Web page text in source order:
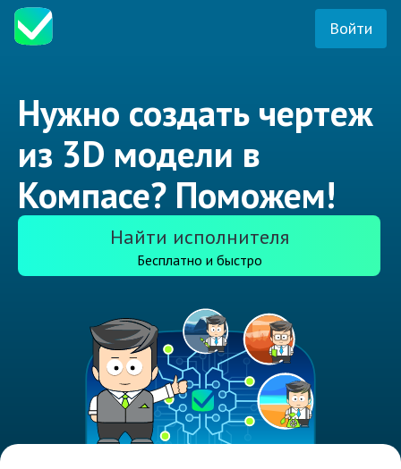
Войти
Нужно создать чертеж
из 3D модели в
Компасе? Поможем!
Найти исполнителя
Бесплатно и быстро